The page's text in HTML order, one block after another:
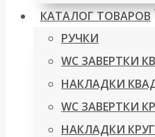
КАТАЛОГ ТОВАРОВ
РУЧКИ
WC ЗАВЕРТКИ
НАКЛАДКИ
WC ЗАВЕРТКИ
НАКЛАДКИ